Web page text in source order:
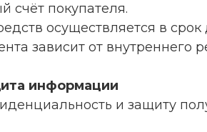
счёт покупателя.
осуществляется в
зависит от внутреннего
информации
и защиту